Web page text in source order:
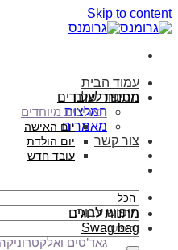
Skip to content
עמוד הבית
הסיפור שלנו
המלצות
מאמרים
צור קשר
חיפוש עבור:
מתנות לעובדים
תאריכים מיוחדים
יום האישה
יום הולדת
עובד חדש
מתנות לחגים
Swag bag
גאד’טים ואלקטרוניקה